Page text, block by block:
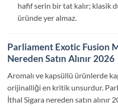
hafif serin bir tat kalır; klasik
üründe yer almaz.
Parliament Exotic Fusion
Nereden Satın Alınır 2026
Aromalı ve kapsüllü ürünlerde
orijinalliği en kritik unsurdur.
İthal Sigara nereden satın alınır